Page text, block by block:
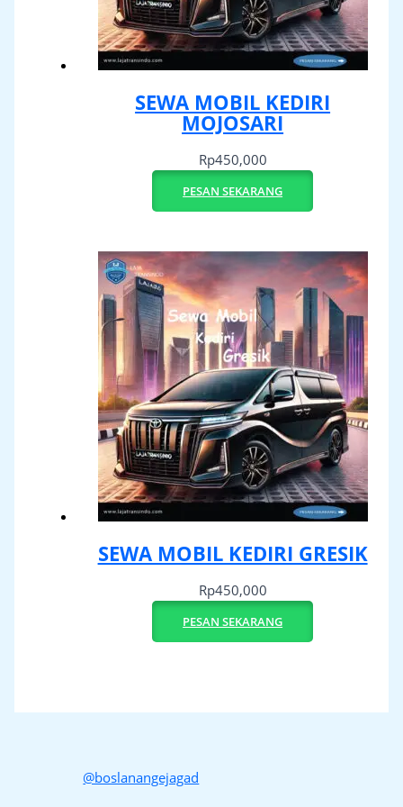
SEWA MOBIL KEDIRI
MOJOSARI
Rp450,000
PESAN SEKARANG
SEWA MOBIL KEDIRI GRESIK
Rp450,000
PESAN SEKARANG
@boslanangejagad